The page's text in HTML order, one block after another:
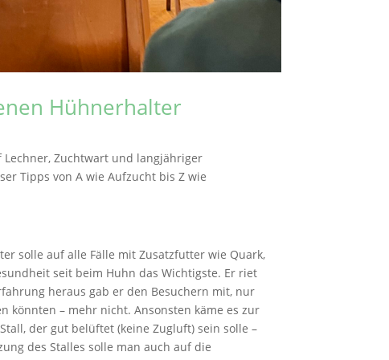
Hühnerhalter
Lechner, Zuchtwart und langjähriger
Tipps von A wie Aufzucht bis Z wie
solle auf alle Fälle mit Zusatzfutter wie Quark,
seit beim Huhn das Wichtigste. Er riet
heraus gab er den Besuchern mit, nur
könnten – mehr nicht. Ansonsten käme es zur
der gut belüftet (keine Zugluft) sein solle –
des Stalles solle man auch auf die